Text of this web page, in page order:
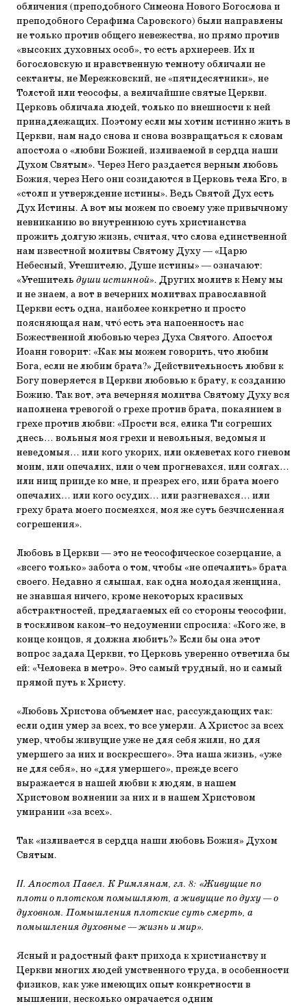
обличения (преподобного Симеона Нового Богослова и
преподобного Серафима Саровского) были направлены
не только против общего невежества, но прямо против
«высоких духовных особ», то есть архиереев. Их и
богословскую и нравственную темноту обличали не
сектанты, не Мережковский, не «пятидесятники», не
Толстой или теософы, а величайшие святые Церкви.
Церковь обличала людей, только по внешности к ней
принадлежащих. Поэтому если мы хотим истинно жить в
Церкви, нам надо снова и снова возвращаться к словам
апостола о «любви Божией, изливаемой в сердца наши
Духом Святым». Через Него раздается верным любовь
Божия, через Него они созидаются в Церковь тела Его, в
«столп и утверждение истины». Ведь Святой Дух есть
Дух Истины. А вот мы можем по своему уже привычному
невниканию во внутреннюю суть христианства
прожить долгую жизнь, считая, что слова единственной
нам известной молитвы Святому Духу — «Царю
Небесный, Утешителю, Душе истины» — означают:
«Утешитель души истинной». Других молитв к Нему мы
и не знаем, а вот в вечерних молитвах православной
Церкви есть одна, наиболее конкретно и просто
поясняющая нам, чтó есть эта напоенность нас
Божественной любовью через Духа Святого. Апостол
Иоанн говорит: «Как мы можем говорить, что любим
Бога, если не любим брата?» Действительность любви к
Богу поверяется в Церкви любовью к брату, к созданию
Божию. Так вот, эта вечерняя молитва Святому Духу вся
наполнена тревогой о грехе против брата, покаянием в
грехе против любви: «Прости вся, елика Ти согреших
днесь… вольныя моя грехи и невольныя, ведомыя и
неведомыя… или кого укорих, или оклеветах кого гневом
моим, или опечалих, или о чем прогневахся, или солгах…
или нищ прииде ко мне, и презрех его, или брата моего
опечалих… или кого осудих… или разгневахся… или
греху брата моего посмеяхся, моя же суть безчисленная
согрешения».
Любовь в Церкви — это не теософическое созерцание, а
«всего только» забота о том, чтобы «не опечалить» брата
своего. Недавно я слышал, как одна молодая женщина,
не знавшая ничего, кроме некоторых красивых
абстрактностей, предлагаемых ей со стороны теософии,
в тоскливом каком–то недоумении спросила: «Кого же, в
конце концов, я должна любить?» Если бы она этот
вопрос задала Церкви, то Церковь уверенно ответила бы
ей: «Человека в метро». Это самый трудный, но и самый
прямой путь к Христу.
«Любовь Христова объемлет нас, рассуждающих так:
если один умер за всех, то все умерли. А Христос за всех
умер, чтобы живущие уже не для себя жили, но для
умершего за них и воскресшего». Эта наша жизнь, «уже
не для себя», но «для умершего», прежде всего
выражается в нашей любви к людям, в нашем
Христовом волнении за них и в нашем Христовом
умирании «за всех».
Так «изливается в сердца наши любовь Божия» Духом
Святым.
II. Апостол Павел. К Римлянам, гл. 8: «Живущие по
плоти о плотском помышляют, а живущие по духу — о
духовном. Помышления плотские суть смерть, а
помышления духовные — жизнь и мир».
Ясный и радостный факт прихода к христианству и
Церкви многих людей умственного труда, в особенности
физиков, как уже имеющих опыт конкретности в
мышлении, несколько омрачается одним